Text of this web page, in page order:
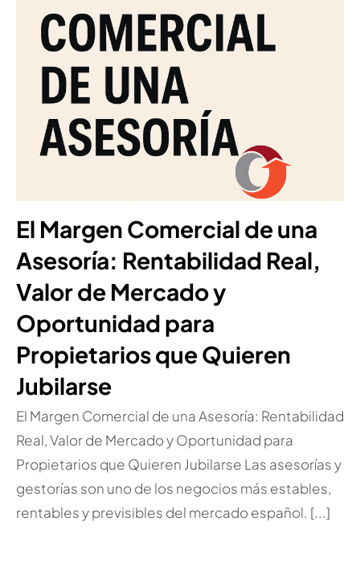
El Margen Comercial de una
Asesoría: Rentabilidad Real,
Valor de Mercado y
Oportunidad para
Propietarios que Quieren
Jubilarse
El Margen Comercial de una Asesoría: Rentabilidad
Real, Valor de Mercado y Oportunidad para
Propietarios que Quieren Jubilarse Las asesorías y
gestorías son uno de los negocios más estables,
rentables y previsibles del mercado español. [...]